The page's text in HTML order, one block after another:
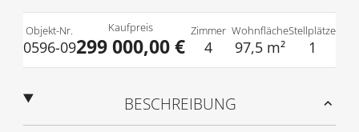
Objekt-Nr.
0596-09
Kaufpreis
299 000,00 €
Zimmer
4
Wohnfläche
97,5 m²
Stellplätze
1
BESCHREIBUNG